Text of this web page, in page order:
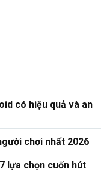
có hiệu quả và an
chơi nhất 2026
lựa chọn cuốn hút